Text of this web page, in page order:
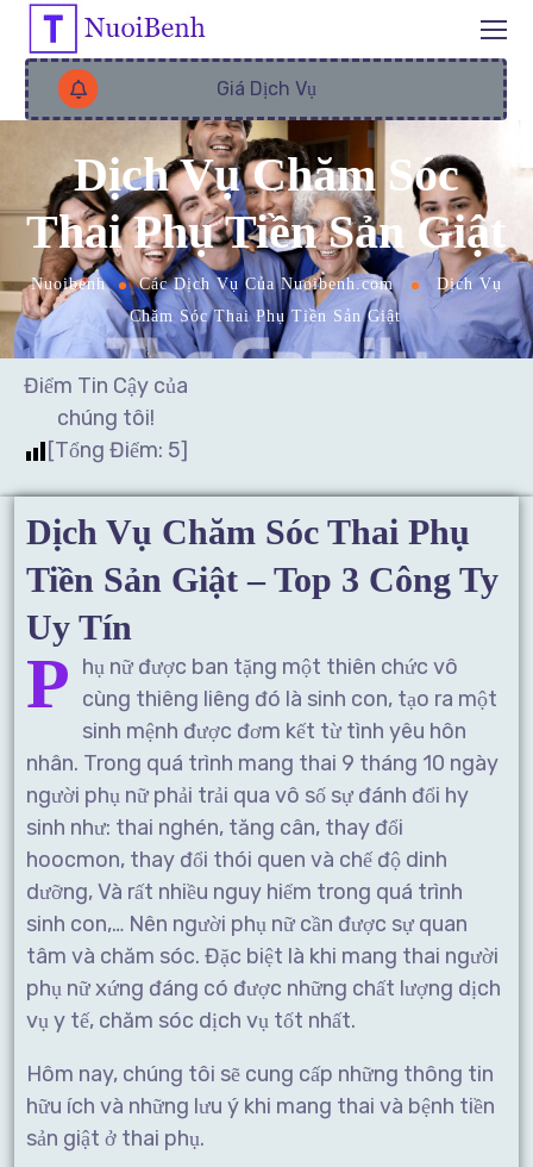
Giá Dịch Vụ
Dịch Vụ Chăm Sóc
Thai Phụ Tiền Sản Giật
Nuoibenh Các Dịch Vụ Của Nuoibenh.com
Dịch Vụ
Chăm Sóc Thai Phụ Tiền Sản Giật
Điểm Tin Cậy của
chúng tôi!
[Tổng Điểm: 5]
Dịch Vụ Chăm Sóc Thai Phụ
Tiền Sản Giật – Top 3 Công Ty
Uy Tín
P hụ nữ được ban tặng một thiên chức vô
cùng thiêng liêng đó là sinh con, tạo ra một
sinh mệnh được đơm kết từ tình yêu hôn
nhân. Trong quá trình mang thai 9 tháng 10 ngày
người phụ nữ phải trải qua vô số sự đánh đổi hy
sinh như: thai nghén, tăng cân, thay đổi
hoocmon, thay đổi thói quen và chế độ dinh
dưỡng, Và rất nhiều nguy hiểm trong quá trình
sinh con,… Nên người phụ nữ cần được sự quan
tâm và chăm sóc. Đặc biệt là khi mang thai người
phụ nữ xứng đáng có được những chất lượng dịch
vụ y tế, chăm sóc dịch vụ tốt nhất.
Hôm nay, chúng tôi sẽ cung cấp những thông tin
hữu ích và những lưu ý khi mang thai và bệnh tiền
sản giật ở thai phụ.